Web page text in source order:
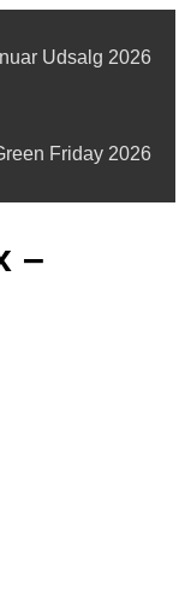
Udsalg 2026
Friday 2026
–